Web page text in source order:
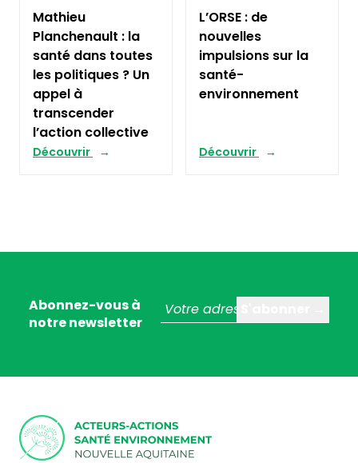
Mathieu
Planchenault : la
santé dans toutes
les politiques ? Un
appel à
transcender
l’action collective
Découvrir
L’ORSE : de
nouvelles
impulsions sur la
santé-
environnement
Découvrir
Abonnez-vous à
notre newsletter